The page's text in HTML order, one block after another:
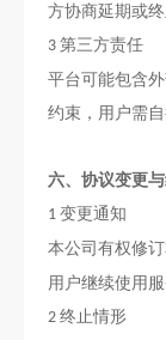
方协商延期或
3 第三方责任
平台可能包含
约束，用户需自
六、协议变更
1 变更通知
本公司有权修
用户继续使用
2 终止情形